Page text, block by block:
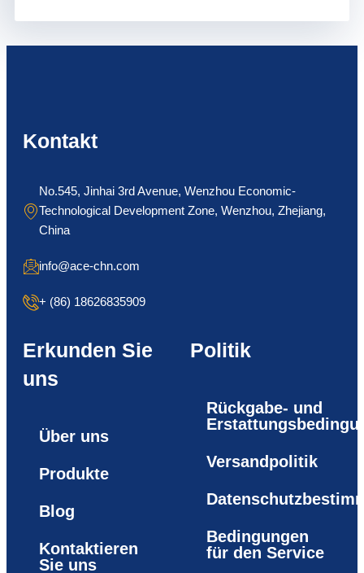
Kontakt
No.545, Jinhai 3rd Avenue, Wenzhou Economic-
Technological Development Zone, Wenzhou, Zhejiang,
China
info@ace-chn.com
+ (86) 18626835909
Erkunden Sie
uns
Über uns
Produkte
Blog
Kontaktieren
Sie uns
Politik
Rückgabe- und
Versandpolitik
Bedingungen
für den Service